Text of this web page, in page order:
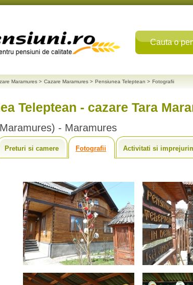
Cauta o
Maramures > Cazare Maramures > Pensiunea Teleptean > Fotografii
Teleptean - cazare Tara
- Maramures
Preturi si camere Fotografii Activitati si